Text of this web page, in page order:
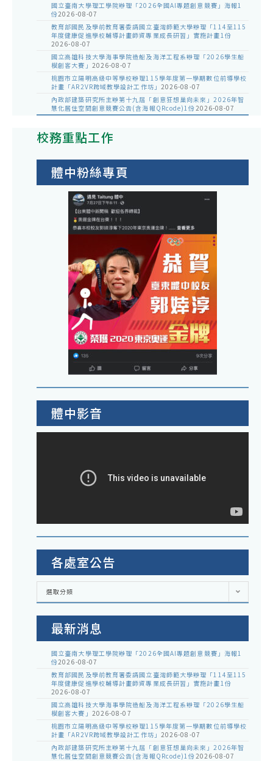
國立臺南大學理工學院辦理「2026全國AI專題創意競賽」海報1
份2026-08-07
教育部國民及學前教育署委請國立臺灣師範大學辦理「114至115
年度健康促進學校輔導計畫師資專業成長研習」實施計畫1份
2026-08-07
國立高雄科技大學海事學院造船及海洋工程系辦理「2026學生船
模創客大賽」 2026-08-07
桃園市立陽明高級中等學校辦理115學年度第一學期數位前導學校
計畫「AR2VR跨域教學設計工作坊」 2026-08-07
內政部建築研究所主辦第十九屆「創意狂想巢向未來」2026年智
慧化居住空間創意競賽公告(含海報QRcode)1份2026-08-07
校務重點工作
體中粉絲專頁
體中影音
各處室公告
各
室
選取分類
最新消息
國立臺南大學理工學院辦理「2026全國AI專題創意競賽」海報1
份2026-08-07
教育部國民及學前教育署委請國立臺灣師範大學辦理「114至115
年度健康促進學校輔導計畫師資專業成長研習」實施計畫1份
2026-08-07
國立高雄科技大學海事學院造船及海洋工程系辦理「2026學生船
模創客大賽」 2026-08-07
桃園市立陽明高級中等學校辦理115學年度第一學期數位前導學校
計畫「AR2VR跨域教學設計工作坊」 2026-08-07
內政部建築研究所主辦第十九屆「創意狂想巢向未來」2026年智
慧化居住空間創意競賽公告(含海報QRcode)1份2026-08-07